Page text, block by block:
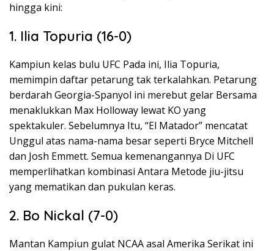
hingga kini:
1. Ilia Topuria (16-0)
Kampiun kelas bulu UFC Pada ini, Ilia Topuria,
memimpin daftar petarung tak terkalahkan. Petarung
berdarah Georgia-Spanyol ini merebut gelar Bersama
menaklukkan Max Holloway lewat KO yang
spektakuler. Sebelumnya Itu, “El Matador” mencatat
Unggul atas nama-nama besar seperti Bryce Mitchell
dan Josh Emmett. Semua kemenangannya Di UFC
memperlihatkan kombinasi Antara Metode jiu-jitsu
yang mematikan dan pukulan keras.
2. Bo Nickal (7-0)
Mantan Kampiun gulat NCAA asal Amerika Serikat ini